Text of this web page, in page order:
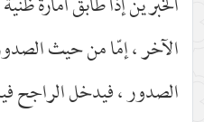
الآخر ، إمّا من حيث
الصدور ، فيدخل الراجح